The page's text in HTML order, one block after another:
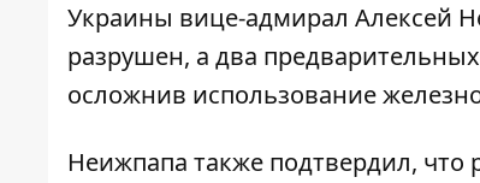
Украины вице-адмирал Алексей
разрушен, а два
осложнив использование
Неижпапа также подтвердил, что